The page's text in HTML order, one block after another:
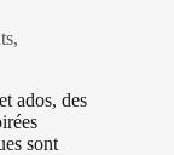
ados, des
sont